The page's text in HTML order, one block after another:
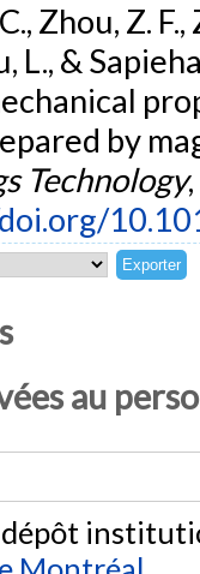
Zhou, Z.
L., &
by
Technology,
au